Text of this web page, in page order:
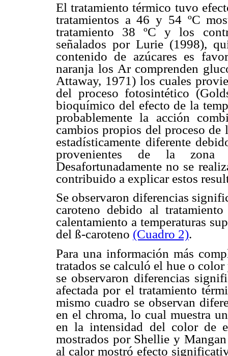
El tratamiento térmico tuvo
tratamientos a 46 y 54 ºC
tratamiento 38 ºC y los
señalados por Lurie (1998),
contenido de azúcares es
naranja los Ar comprenden
Attaway, 1971) los cuales
del proceso fotosintético
bioquímico del efecto de la
probablemente la acción
cambios propios del proceso
estadísticamente diferente
provenientes de la
Desafortunadamente no se
contribuido a explicar estos
Se observaron diferencias
caroteno debido al
calentamiento a temperaturas
del ß-caroteno (Cuadro 2).
Para una información más
tratados se calculó el hue o
se observaron diferencias
afectada por el tratamiento
mismo cuadro se observan
en el chroma, lo cual muestra
en la intensidad del color de
mostrados por Shellie y
al calor mostró efecto